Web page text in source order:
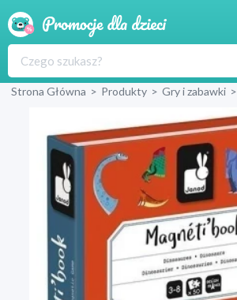
Produkty
Sklepy
Blog
Wyprawka
Strona Główna > Produkty > Gry i zabawki >